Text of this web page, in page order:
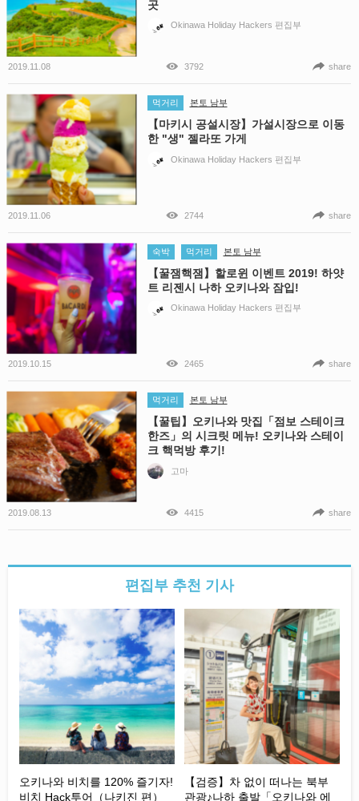
곳
Okinawa Holiday Hackers 편집부
2019.11.08 3792 share
먹거리 본토 남부
【마키시 공설시장】가설시장으로 이동
한 "생" 젤라또 가게
Okinawa Holiday Hackers 편집부
2019.11.06 2744 share
숙박 먹거리 본토 남부
【꿀잼핵잼】할로윈 이벤트 2019! 하얏
트 리젠시 나하 오키나와 잠입!
Okinawa Holiday Hackers 편집부
2019.10.15 2465 share
먹거리 본토 남부
【꿀팁】오키나와 맛집「점보 스테이크
한즈」의 시크릿 메뉴! 오키나와 스테이
크 핵먹방 후기!
고마
2019.08.13 4415 share
편집부 추천 기사
오키나와 비치를 120% 즐기자!
비치 Hack투어（나키진 편）
【검증】차 없이 떠나는 북부
관광♪나하 출발「오키나와 에